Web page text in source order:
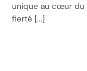
unique au cœur du
fierté [...]